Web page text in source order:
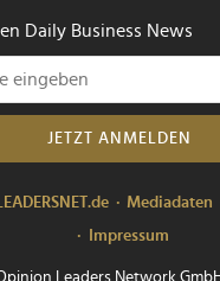
Daily Business News
JETZT ANMELDEN
Mediadaten
Impressum